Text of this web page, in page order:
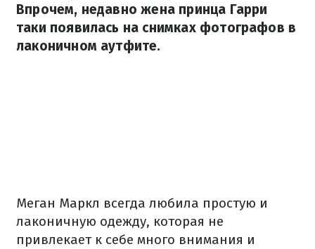
Впрочем, недавно жена принца Гарри
таки появилась на снимках фотографов в
лаконичном аутфите.
Меган Маркл всегда любила простую и
лаконичную одежду, которая не
привлекает к себе много внимания и